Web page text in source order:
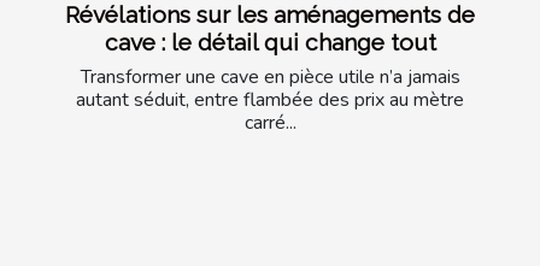
Révélations sur les aménagements de
cave : le détail qui change tout
Transformer une cave en pièce utile n’a jamais
autant séduit, entre flambée des prix au mètre
carré...